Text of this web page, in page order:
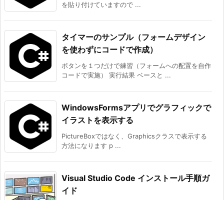
を貼り付けていますので ...
タイマーのサンプル（フォームデザイン
を使わずにコードで作成）
ボタンを１つだけで練習（フォームへの配置を自作
コードで実施） 実行結果 ベースと ...
WindowsFormsアプリでグラフィックで
イラストを表示する
PictureBoxではなく、Graphicsクラスで表示する
方法になります p ...
Visual Studio Code インストール手順ガ
イド